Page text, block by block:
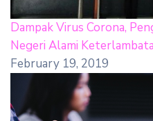
Dampak Virus Corona,
Negeri Alami
February 19, 2019